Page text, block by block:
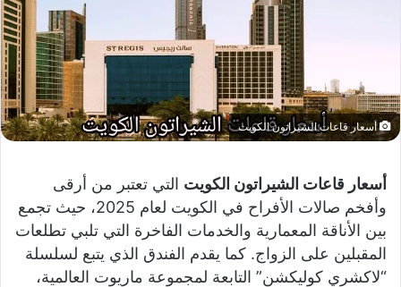
أسعار قاعات الشيراتون الكويت
أسعار قاعات الشيراتون الكويت التي تعتبر من أرقى
وأفخم صالات الأفراح في الكويت لعام 2025، حيث تجمع
بين الأناقة المعمارية والخدمات الفاخرة التي تلبي تطلعات
المقبلين على الزواج. كما يقدم الفندق الذي يتبع لسلسلة
“لاكشري كوليكشن” التابعة لمجموعة ماريوت العالمية،